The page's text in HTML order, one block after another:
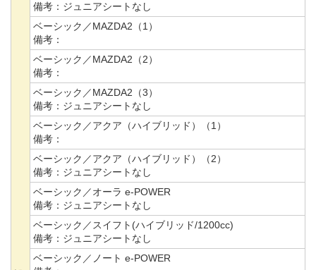
備考： ジュニアシートなし
ベーシック／MAZDA2（1）
備考：
ベーシック／MAZDA2（2）
備考：
ベーシック／MAZDA2（3）
備考： ジュニアシートなし
ベーシック／アクア（ハイブリッド）（1）
備考：
ベーシック／アクア（ハイブリッド）（2）
備考： ジュニアシートなし
ベーシック／オーラ e-POWER
備考： ジュニアシートなし
ベーシック／スイフト(ハイブリッド/1200cc)
備考： ジュニアシートなし
ベーシック／ノート e-POWER